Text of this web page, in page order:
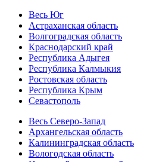
Весь Юг
Астраханская область
Волгоградская область
Краснодарский край
Республика Адыгея
Республика Калмыкия
Ростовская область
Республика Крым
Севастополь
Весь Северо-Запад
Архангельская область
Калининградская область
Вологодская область